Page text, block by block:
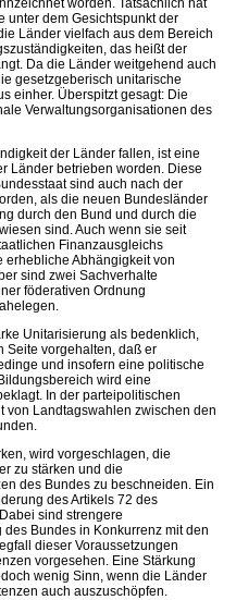
worden. Tatsächlich hat
unter dem Gesichtspunkt der
Länder vielfach aus dem Bereich
das heißt der
Da die Länder weitgehend auch
gesetzgeberisch unitarische
einher. Überspitzt gesagt: Die
Verwaltungsorganisationen des
der Länder fallen, ist eine
Länder betrieben worden. Diese
sind auch nach der
als die neuen Bundesländer
durch den Bund und durch die
sind. Auch wenn sie seit
Finanzausgleichs
Abhängigkeit von
sind zwei Sachverhalte
föderativen Ordnung
Unitarisierung als bedenklich,
Seite vorgehalten, daß er
und insofern eine politische
wird eine
In der parteipolitischen
von Landtagswahlen zwischen den
wird vorgeschlagen, die
zu stärken und die
des Bundes zu beschneiden. Ein
des Artikels 72 des
sind strengere
Bundes in Konkurrenz mit den
dieser Voraussetzungen
vorgesehen. Eine Stärkung
wenig Sinn, wenn die Länder
auch auszuschöpfen.